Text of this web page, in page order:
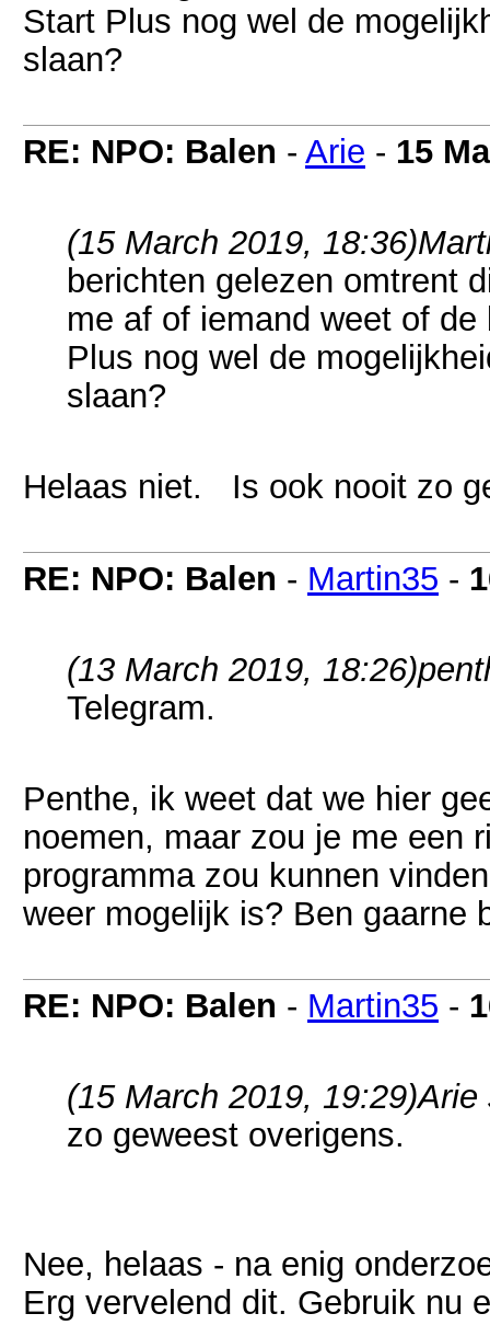
Start Plus nog wel de
slaan?
RE: NPO: Balen - Arie - 15
(15 March 2019, 18:36)
berichten gelezen omtrent
me af of iemand weet of
Plus nog wel de
slaan?
Helaas niet. Is ook nooit zo
RE: NPO: Balen - Martin35 -
(13 March 2019, 18:26)
Telegram.
Penthe, ik weet dat we hier
noemen, maar zou je me een
programma zou kunnen
weer mogelijk is? Ben gaarne
RE: NPO: Balen - Martin35 -
(15 March 2019, 19:29)Arie
zo geweest overigens.
Nee, helaas - na enig
Erg vervelend dit. Gebruik nu